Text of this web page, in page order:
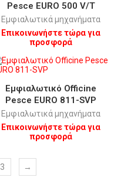
Pesce EURO 500 V/Τ
Εμφιαλωτικά μηχανήματα
Επικοινωνήστε τώρα για
προσφορά
Εμφιαλωτικό Οfficine
Pesce EURO 811-SVP
Εμφιαλωτικά μηχανήματα
Επικοινωνήστε τώρα για
προσφορά
3 →